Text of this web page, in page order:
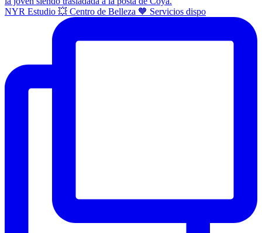
NYR Estudio 💥 Centro de Belleza 🧡 Servicios dispo